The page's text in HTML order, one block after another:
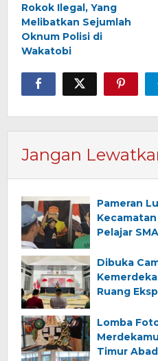
Rokok Ilegal, Yang
Melibatkan Sejumlah
Oknum Polisi di
Wakatobi
Jangan
Pameran
Pelajar SMA
Dibuka
Ruang
Lomba
Timur